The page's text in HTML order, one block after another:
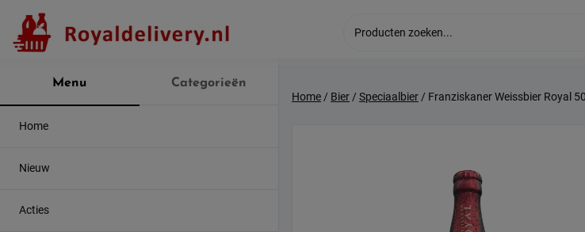
content
Menu Categorieën
Home
Nieuw
Acties
Home/ Bier/ Speciaalbier/ Franziskaner Weissbier Royal